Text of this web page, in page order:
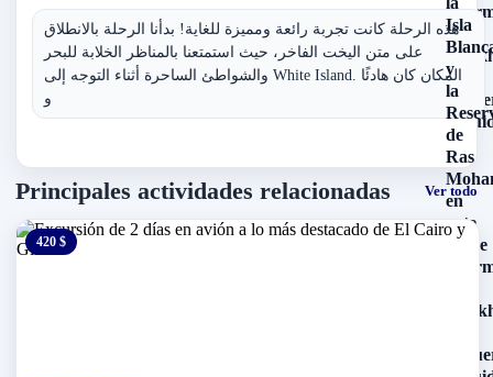
هذه الرحلة كانت تجربة رائعة ومميزة للغاية! بدأنا الرحلة بالانطلاق
على متن اليخت الفاخر، حيث استمتعنا بالمناظر الخلابة للبحر
والشواطئ الساحرة أثناء التوجه إلى White Island. المكان كان هادئًا
و
Principales actividades relacionadas Ver todo
420 $